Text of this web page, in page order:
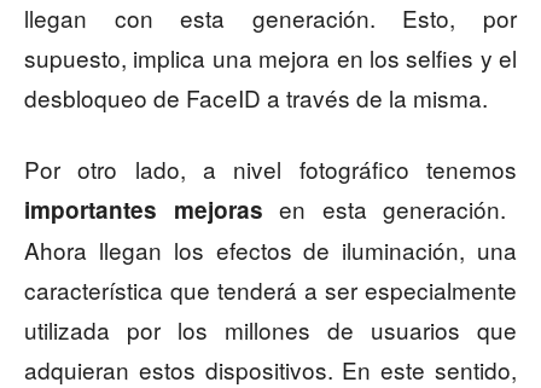
llegan con esta generación. Esto, por
supuesto, implica una mejora en los selfies y el
desbloqueo de FaceID a través de la misma.
Por otro lado, a nivel fotográfico tenemos
importantes mejoras en esta generación.
Ahora llegan los efectos de iluminación, una
característica que tenderá a ser especialmente
utilizada por los millones de usuarios que
adquieran estos dispositivos. En este sentido,